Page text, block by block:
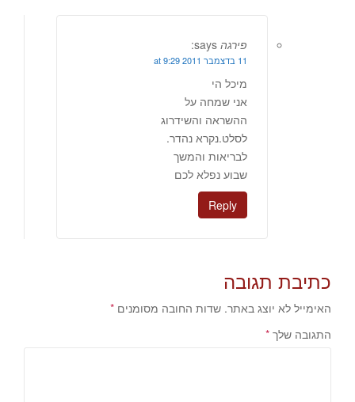
פירגה says:
11 בדצמבר 2011 at 9:29
מיכל הי
אני שמחה על
ההשראה והשידרוג
לסלט.נקרא נהדר.
לבריאות והמשך
שבוע נפלא לכם
Reply
כתיבת תגובה
האימייל לא יוצג באתר. שדות החובה מסומנים *
התגובה שלך *